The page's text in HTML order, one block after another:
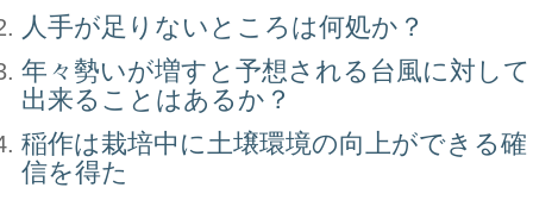
人手が足りないところは何処か？
年々勢いが増すと予想される台風に対して
出来ることはあるか？
稲作は栽培中に土壌環境の向上ができる確
信を得た